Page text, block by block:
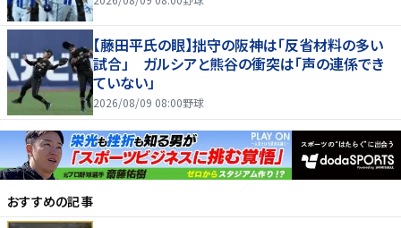
【藤田平氏の眼】拙守の阪神は「反省材料の多い
試合」 ガルシアと熊谷の衝突は「声の連係でき
ていない」
2026/08/09 08:00野球
おすすめの記事